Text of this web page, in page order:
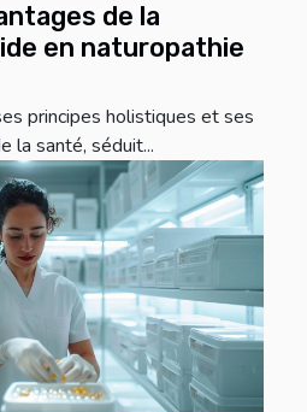
de la
en naturopathie
principes holistiques et ses
la santé, séduit...